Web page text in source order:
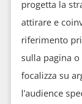
progetta la
attirare e
riferimento
sulla pagina
focalizza su
l’audience